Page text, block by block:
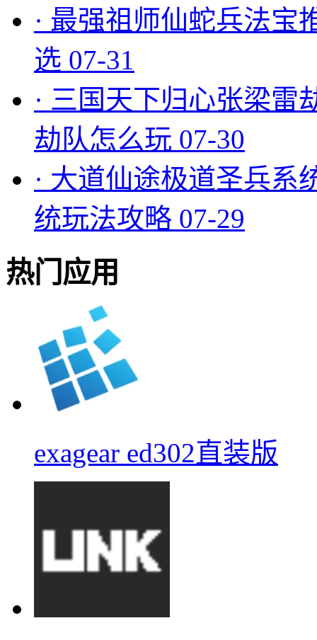
· 最强祖师仙蛇兵法宝
选 07-31
· 三国天下归心张梁雷
劫队怎么玩 07-30
· 大道仙途极道圣兵系
统玩法攻略 07-29
热门应用
exagear ed302直装版